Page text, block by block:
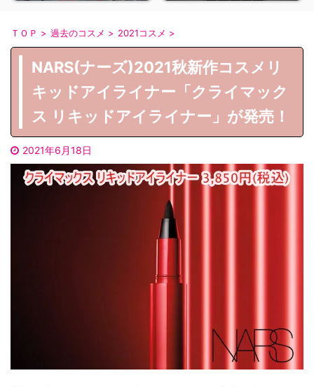
ＴＯＰ > 過去のコスメ > 2021コスメ >
NARS(ナーズ)2021秋新作コスメリ
キッドアイライナー「クライマック
ス リキッドアイライナー」が発売！
2021年6月18日